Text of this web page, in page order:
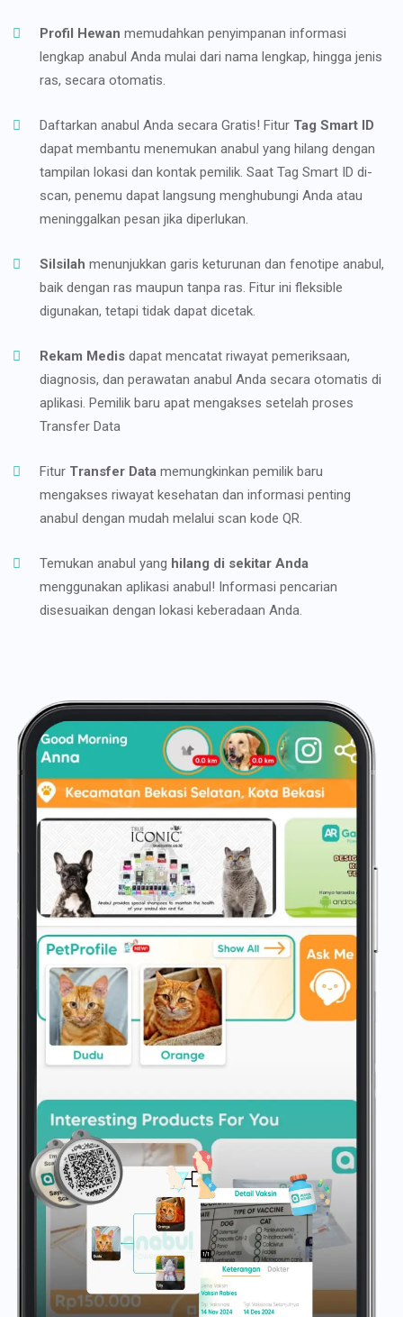
Profil Hewan memudahkan penyimpanan informasi
lengkap anabul Anda mulai dari nama lengkap, hingga jenis
ras, secara otomatis.
Daftarkan anabul Anda secara Gratis! Fitur Tag Smart ID
dapat membantu menemukan anabul yang hilang dengan
tampilan lokasi dan kontak pemilik. Saat Tag Smart ID di-
scan, penemu dapat langsung menghubungi Anda atau
meninggalkan pesan jika diperlukan.
Silsilah menunjukkan garis keturunan dan fenotipe anabul,
baik dengan ras maupun tanpa ras. Fitur ini fleksible
digunakan, tetapi tidak dapat dicetak.
Rekam Medis dapat mencatat riwayat pemeriksaan,
diagnosis, dan perawatan anabul Anda secara otomatis di
aplikasi. Pemilik baru apat mengakses setelah proses
Transfer Data
Fitur Transfer Data memungkinkan pemilik baru
mengakses riwayat kesehatan dan informasi penting
anabul dengan mudah melalui scan kode QR.
Temukan anabul yang hilang di sekitar Anda
menggunakan aplikasi anabul! Informasi pencarian
disesuaikan dengan lokasi keberadaan Anda.